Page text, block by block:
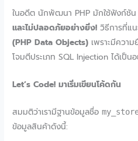
ในอดีต นักพัฒนา PHP มักใช้ฟังก์ชั
และไม่ปลอดภัยอย่างยิ่ง! วิธีการที่แ
(PHP Data Objects) เพราะมีควา
โจมตีประเภท SQL Injection ได้เป็น
Let’s Code! มาเริ่มเขียนโค้ดกัน
สมมติว่าเรามีฐานข้อมูลชื่อ
ข้อมูลสินค้าดังนี้: